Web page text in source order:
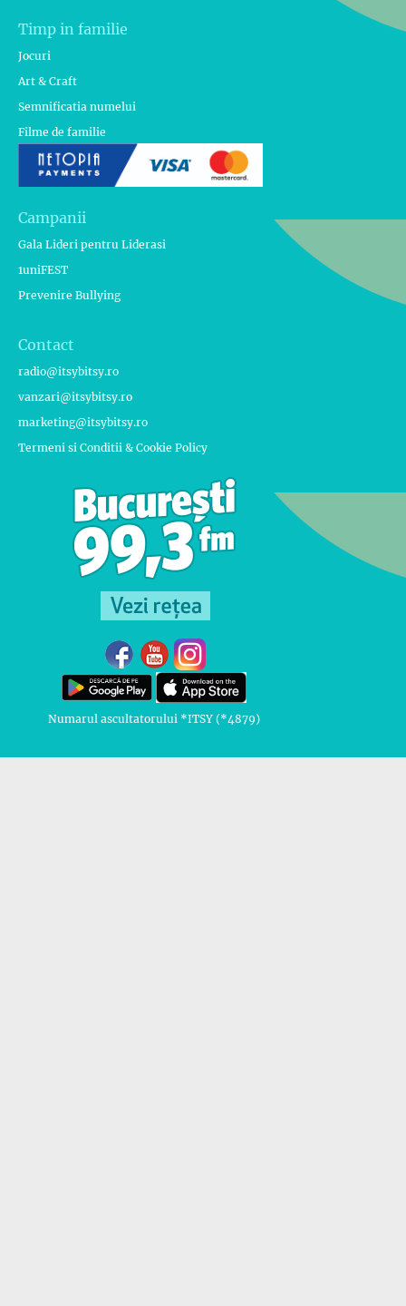
Timp in familie
Jocuri
Art & Craft
Semnificatia numelui
Filme de familie
Campanii
Gala Lideri pentru Liderasi
1uniFEST
Prevenire Bullying
Contact
radio@itsybitsy.ro
vanzari@itsybitsy.ro
marketing@itsybitsy.ro
Termeni si Conditii & Cookie Policy
Numarul ascultatorului *ITSY (*4879)